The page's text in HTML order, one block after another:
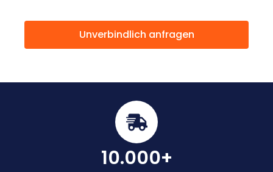
Unverbindlich anfragen
10.000+